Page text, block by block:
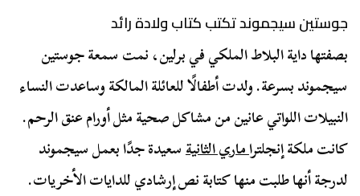
جوستين سيجموند تكتب كتاب ولادة رائد
بصفتها داية البلاط الملكي في برلين، نمت سمعة جوستين
سيجموند بسرعة. ولدت أطفالًا للعائلة المالكة وساعدت النساء
النبيلات اللواتي عانين من مشاكل صحية مثل أورام عنق الرحم.
كانت ملكة إنجلتراماري الثانيةسعيدة جدًا بعمل سيجموند
لدرجة أنها طلبت منها كتابة نص إرشادي للدايات الأخريات.